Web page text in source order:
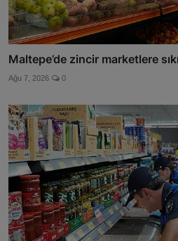
Maltepe’de zincir marketlere
Ağu 7, 2026 0